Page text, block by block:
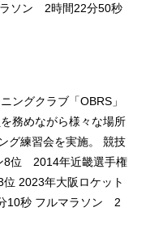
ソン 2時間22分50秒
ングクラブ「OBRS」
務めながら様々な場所
グ練習会を実施。 競技
8位 2014年近畿選手権
2023年大阪ロケット
10秒 フルマラソン 2